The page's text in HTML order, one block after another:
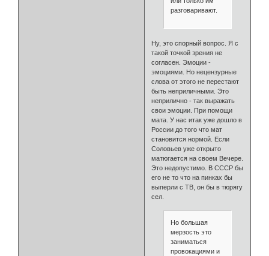
разговаривают.
Ну, это спорный вопрос. Я с
такой точкой зрения не
согласен. Эмоции -
эмоциями. Но нецензурные
слова от этого не перестают
быть неприличными. Это
неприлично - так выражать
свои эмоции. При помощи
мата. У нас итак уже дошло в
России до того что мат
становится нормой. Если
Соловьев уже открыто
матюгается на своем Вечере.
Это недопустимо. В СССР бы
его не то что на пинках бы
выперли с ТВ, он бы в тюрягу
сел.
Но большая
мерзость это
заниматься
провокациями и